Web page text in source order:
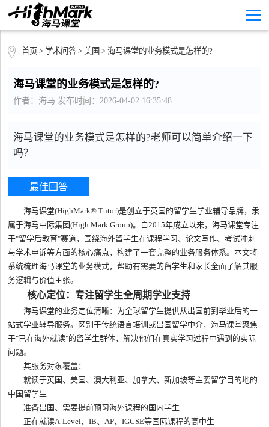
首页 > 学术问答> 美国 > 海马课堂的业务模式是怎样的?
海马课堂的业务模式是怎样的?
作者：海马 发布时间：2026-04-02 16:35:48
海马课堂的业务模式是怎样的?老师可以简单介绍一下
吗？
最佳回答
海马课堂(HighMark® Tutor)是创立于英国的留学生学业辅导品牌，隶
属于海马中际集团(High Mark Group)。自2015年成立以来，海马课堂专注
于"留学后教育"赛道，围绕海外留学生在课程学习、论文写作、考试冲刺
与学术申诉等方面的核心痛点，构建了一套完整的业务服务体系。本文将
系统梳理海马课堂的业务模式，帮助有需要的留学生和家长全面了解其服
务逻辑与价值主张。
核心定位：专注留学生全周期学业支持
海马课堂的业务定位清晰：为全球留学生提供从出国前到毕业后的一
站式学业辅导服务。区别于传统语言培训或出国留学中介，海马课堂聚焦
于"已在海外就读"的留学生群体，解决他们在真实学习过程中遇到的实际
问题。
其服务对象覆盖：
就读于英国、美国、澳大利亚、加拿大、新加坡等主要留学目的地的
中国留学生
准备出国、需要提前预习海外课程的国内学生
正在就读A-Level、IB、AP、IGCSE等国际课程的高中生